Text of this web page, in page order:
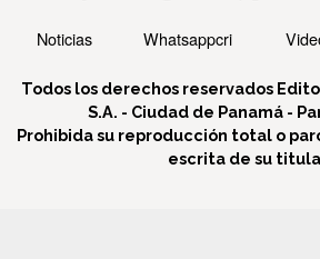
Noticias Whatsappcri
Todos los derechos reservados
S.A. - Ciudad de Panamá -
Prohibida su reproducción total o
escrita de su